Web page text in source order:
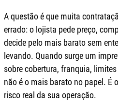
A questão é que muita
errado: o lojista pede preço,
decide pelo mais barato sem
levando. Quando surge um
sobre cobertura, franquia,
não é o mais barato no papel. É
risco real da sua operação.